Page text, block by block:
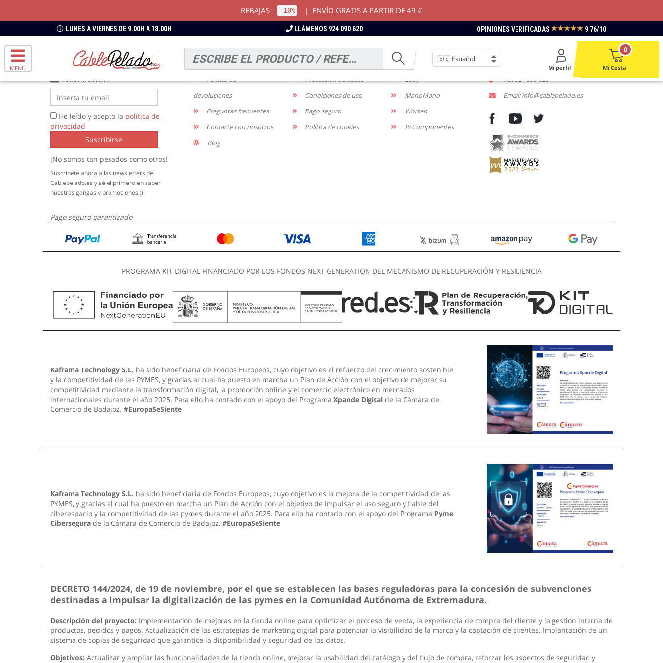
REBAJAS -10% | ENVÍO GRATIS A PARTIR DE 49 €
LUNES A VIERNES DE 9.00H A 18.00H LLÁMENOS 924 090 620 OPINIONES VERIFICADAS ★★★★★ 9.76/10
MENÚ Mi perfil Mi Cesta
0
Newsletters
He leído y acepto la política de
privacidad
Suscribirse
¡No somos tan pesados como otros!
Suscribete ahora a las newsletters de
Cablepelado.es y sé el primero en saber
nuestras gangas y promociones ;)
INFORMACIÓN
Envíos y devoluciones
Política de
devoluciones
Preguntas frecuentes
Contacte con nosotros
Blog
NOTIFICACIONES
Aviso legal
Protección de datos
Condiciones de uso
Pago seguro
Política de cookies
MARKETPLACE
Amazon
Ebay
ManoMano
Worten
PcComponentes
CONTACTENOS
Tel: 924 090 620
Email: info@cablepelado.es
Pago seguro garantizado
PROGRAMA KIT DIGITAL FINANCIADO POR LOS FONDOS NEXT GENERATION DEL MECANISMO DE RECUPERACIÓN Y RESILIENCIA
Kaframa Technology S.L. ha sido beneficiaria de Fondos Europeos, cuyo objetivo es el refuerzo del crecimiento sostenible
y la competitividad de las PYMES, y gracias al cual ha puesto en marcha un Plan de Acción con el objetivo de mejorar su
competitividad mediante la transformación digital, la promoción online y el comercio electrónico en mercados
internacionales durante el año 2025. Para ello ha contado con el apoyo del Programa Xpande Digital de la Cámara de
Comercio de Badajoz. #EuropaSeSiente
Kaframa Technology S.L. ha sido beneficiaria de Fondos Europeos, cuyo objetivo es la mejora de la competitividad de las
PYMES, y gracias al cual ha puesto en marcha un Plan de Acción con el objetivo de impulsar el uso seguro y fiable del
ciberespacio y la competitividad de las pymes durante el año 2025. Para ello ha contado con el apoyo del Programa Pyme
Cibersegura de la Cámara de Comercio de Badajoz. #EuropaSeSiente
DECRETO 144/2024, de 19 de noviembre, por el que se establecen las bases reguladoras para la concesión de subvenciones
destinadas a impulsar la digitalización de las pymes en la Comunidad Autónoma de Extremadura.
Descripción del proyecto: Implementación de mejoras en la tienda online para optimizar el proceso de venta, la experiencia de compra del cliente y la gestión interna de
productos, pedidos y pagos. Actualización de las estrategias de marketing digital para potenciar la visibilidad de la marca y la captación de clientes. Implantación de un
sistema de copias de seguridad que garantice la disponibilidad y seguridad de los datos.
Objetivos: Actualizar y ampliar las funcionalidades de la tienda online, mejorar la usabilidad del catálogo y del flujo de compra, reforzar los aspectos de seguridad y